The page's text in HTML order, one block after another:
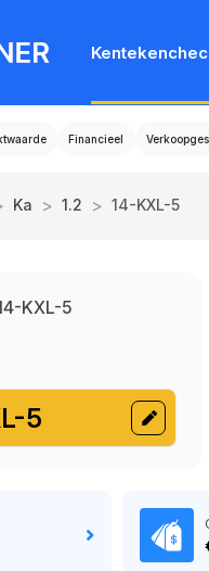
Financieel
Ka > 1.2 > 14-KXL-5
KXL-5
5